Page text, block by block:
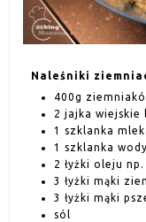
Naleśniki
400g
2 jajka wiejskie
1 szklanka
1 szklanka
2 łyżki oleju
3 łyżki mąki
3 łyżki mąki
sól